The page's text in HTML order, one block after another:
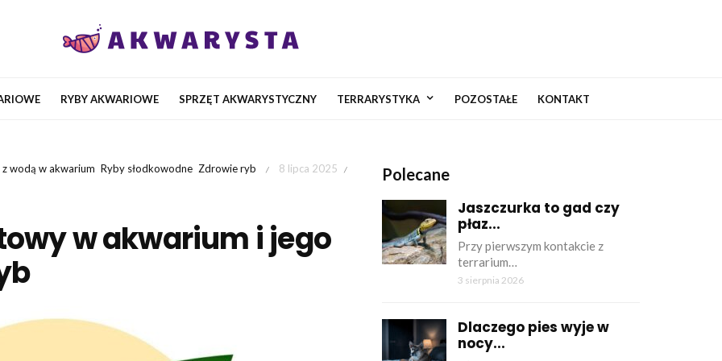
RYBY AKWARIOWE SPRZĘT AKWARYSTYCZNY TERRARYSTYKA POZOSTAŁE KONTAKT
wodą w akwarium Ryby słodkowodne Zdrowie ryb / 8 lipca 2025 /
w akwarium i jego
Polecane
Jaszczurka to gad czy
płaz...
Przy pierwszym kontakcie z
terrarium…
3 sierpnia 2026
Dlaczego pies wyje w
nocy...